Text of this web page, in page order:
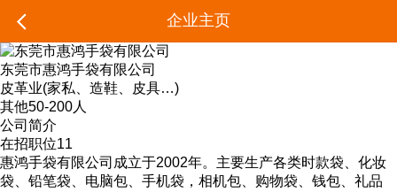
企业主页
东莞市惠鸿手袋有限公司
皮革业(家私、造鞋、皮具…)
其他50-200人
公司简介
在招职位11
惠鸿手袋有限公司成立于2002年。主要生产各类时款袋、化妆
袋、铅笔袋、电脑包、手机袋，相机包、购物袋、钱包、礼品